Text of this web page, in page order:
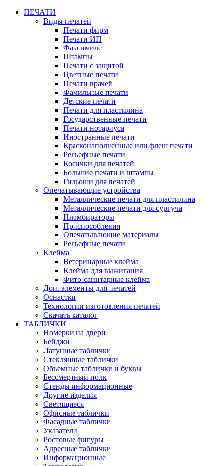
ПЕЧАТИ
Виды печатей
Печати фирм
Печати ИП
Факсимиле
Штампы
Печати с защитой
Цветные печати
Печати врачей
Фамильные печати
Детские печати
Печати для пластилина
Государственные печати
Печати нотариуса
Иностранные печати
Красконаполненные или флеш печати
Рельефные печати
Косички для печатей
Большие печати и штампы
Гильоши для печатей
Опечатывающие устройства
Металлические печати для пластилина
Металлические печати для сургуча
Пломбираторы
Приспособления
Опечатывающие материалы
Рельефные печати
Клейма
Ветеринарные клейма
Клейма для выжигания
Фито-санитарные клейма
Доп. элементы для печатей
Оснастки
Технологии изготовления печатей
Скачать каталог
ТАБЛИЧКИ
Номерки на двери
Бейджи
Латунные таблички
Стеклянные таблички
Объемные таблички и буквы
Бессмертный полк
Стенды информационные
Другие изделия
Светящиеся
Офисные таблички
Фасадные таблички
Указатели
Ростовые фигуры
Адресные таблички
Информационные